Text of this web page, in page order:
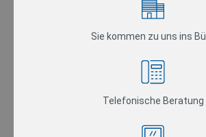
Sie kommen zu uns ins
Telefonische Beratung